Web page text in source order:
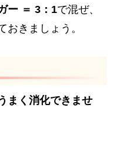
ー ＝ 3：1で混ぜ、
おきましょう。
まく消化できませ